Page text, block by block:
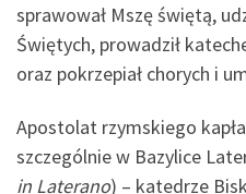
sprawował Mszę świętą,
Świętych, prowadził
oraz pokrzepiał chorych i
Apostolat rzymskiego
szczególnie w Bazylice
in Laterano) – katedrze